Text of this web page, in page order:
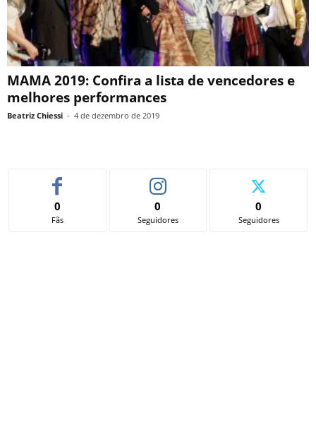
MAMA 2019: Confira a lista de vencedores e
melhores performances
Beatriz Chiessi - 4 de dezembro de 2019
0
Fãs
0
Seguidores
0
Seguidores